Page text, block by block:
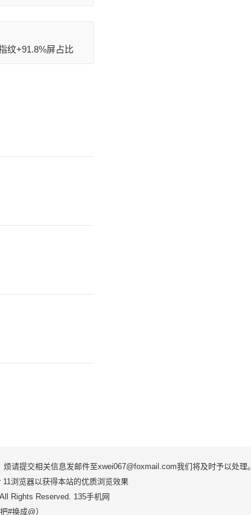
纹+91.8%屏占比
请提交相关信息发邮件至xwei067@foxmail.com我们将及时予以处理。
浏览器以获得本站的优质浏览效果
Rights Reserved. 135手机网
#换成@）